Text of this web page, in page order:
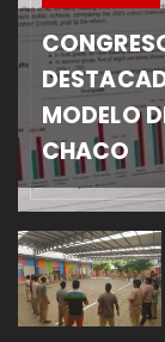
MODELO
CHACO